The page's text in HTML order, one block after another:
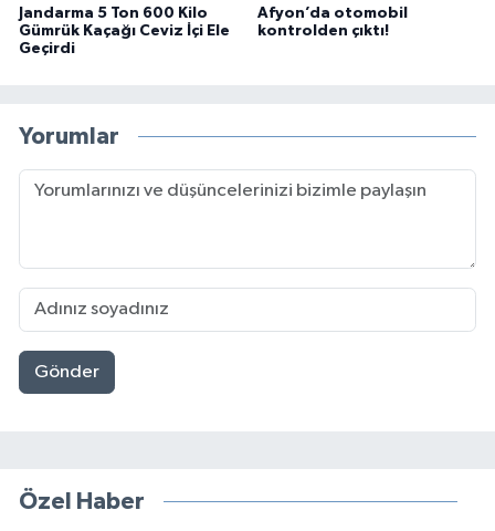
Jandarma 5 Ton 600 Kilo
Gümrük Kaçağı Ceviz İçi Ele
Geçirdi
Afyon’da otomobil
kontrolden çıktı!
Yorumlar
Gönder
Özel Haber